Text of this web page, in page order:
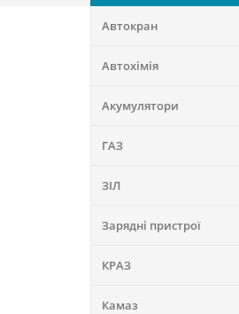
Автокран
Автохімія
Акумулятори
ГАЗ
ЗІЛ
Зарядні пристрої
КРАЗ
Камаз